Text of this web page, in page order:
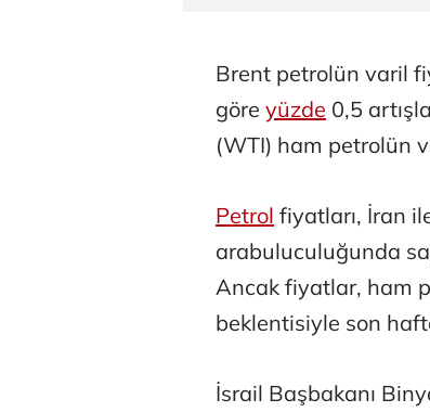
Brent petrolün varil
göre yüzde 0,5
(WTI) ham petrolün
Petrol fiyatları, İran
arabuluculuğunda
Ancak fiyatlar, ham
beklentisiyle son
İsrail Başbakanı